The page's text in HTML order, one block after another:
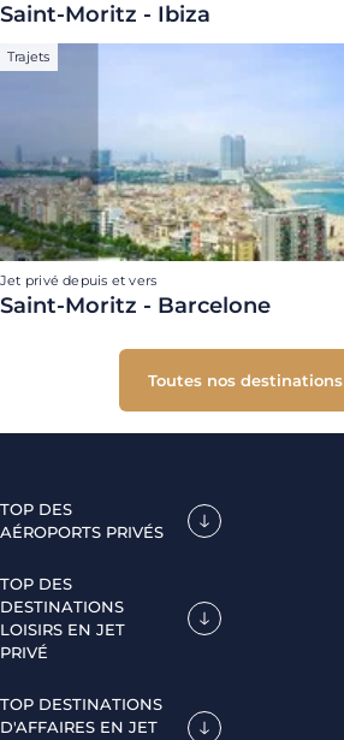
Saint-Moritz - Ibiza
Trajets
Jet privé depuis et vers
Saint-Moritz - Barcelone
Toutes nos destinations
TOP DES
AÉROPORTS PRIVÉS
TOP DES
DESTINATIONS
LOISIRS EN JET
PRIVÉ
TOP DESTINATIONS
D'AFFAIRES EN JET